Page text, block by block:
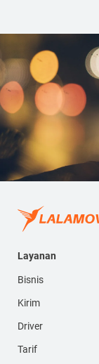
Layanan
Bisnis
Kirim
Driver
Tarif